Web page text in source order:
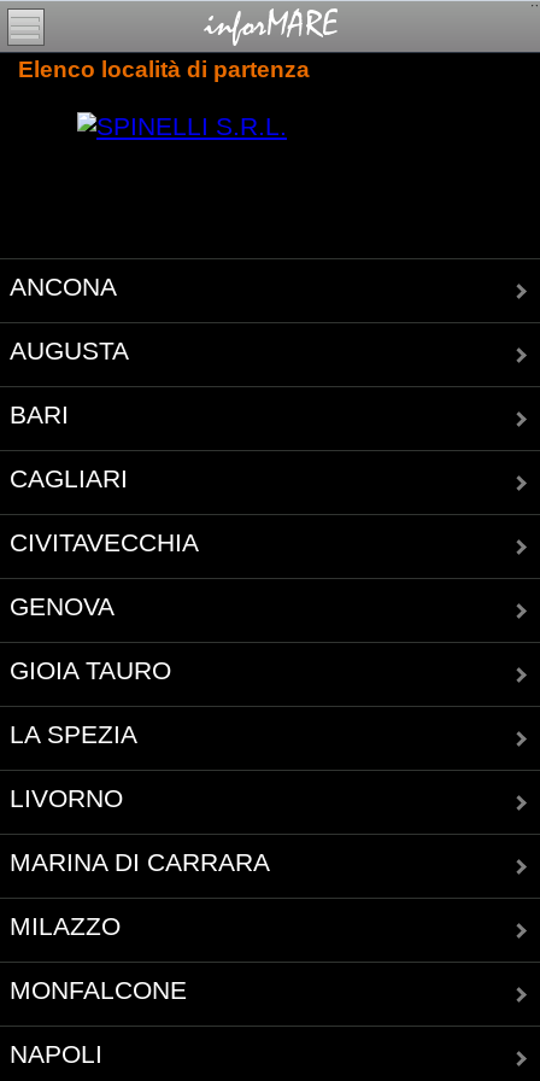
Elenco località di partenza
ANCONA
AUGUSTA
BARI
CAGLIARI
CIVITAVECCHIA
GENOVA
GIOIA TAURO
LA SPEZIA
LIVORNO
MARINA DI CARRARA
MILAZZO
MONFALCONE
NAPOLI